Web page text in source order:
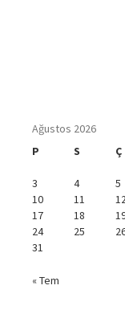
Ağustos 2026
P
S Ç
3
4 5
10
11
17
18
24
25
31
« Tem